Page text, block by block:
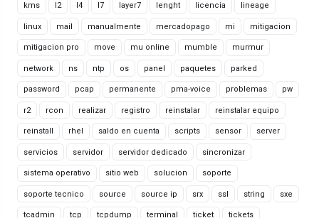
kms l2 l4 l7 layer7 lenght licencia lineage
linux mail manualmente mercadopago mi mitigacion
mitigacion pro move mu online mumble murmur
network ns ntp os panel paquetes parked
password pcap permanente pma-voice problemas pw
r2 rcon realizar registro reinstalar reinstalar equipo
reinstall rhel saldo en cuenta scripts sensor server
servicios servidor servidor dedicado sincronizar
sistema operativo sitio web solucion soporte
soporte tecnico source source ip srx ssl string sxe
tcadmin tcp tcpdump terminal ticket tickets